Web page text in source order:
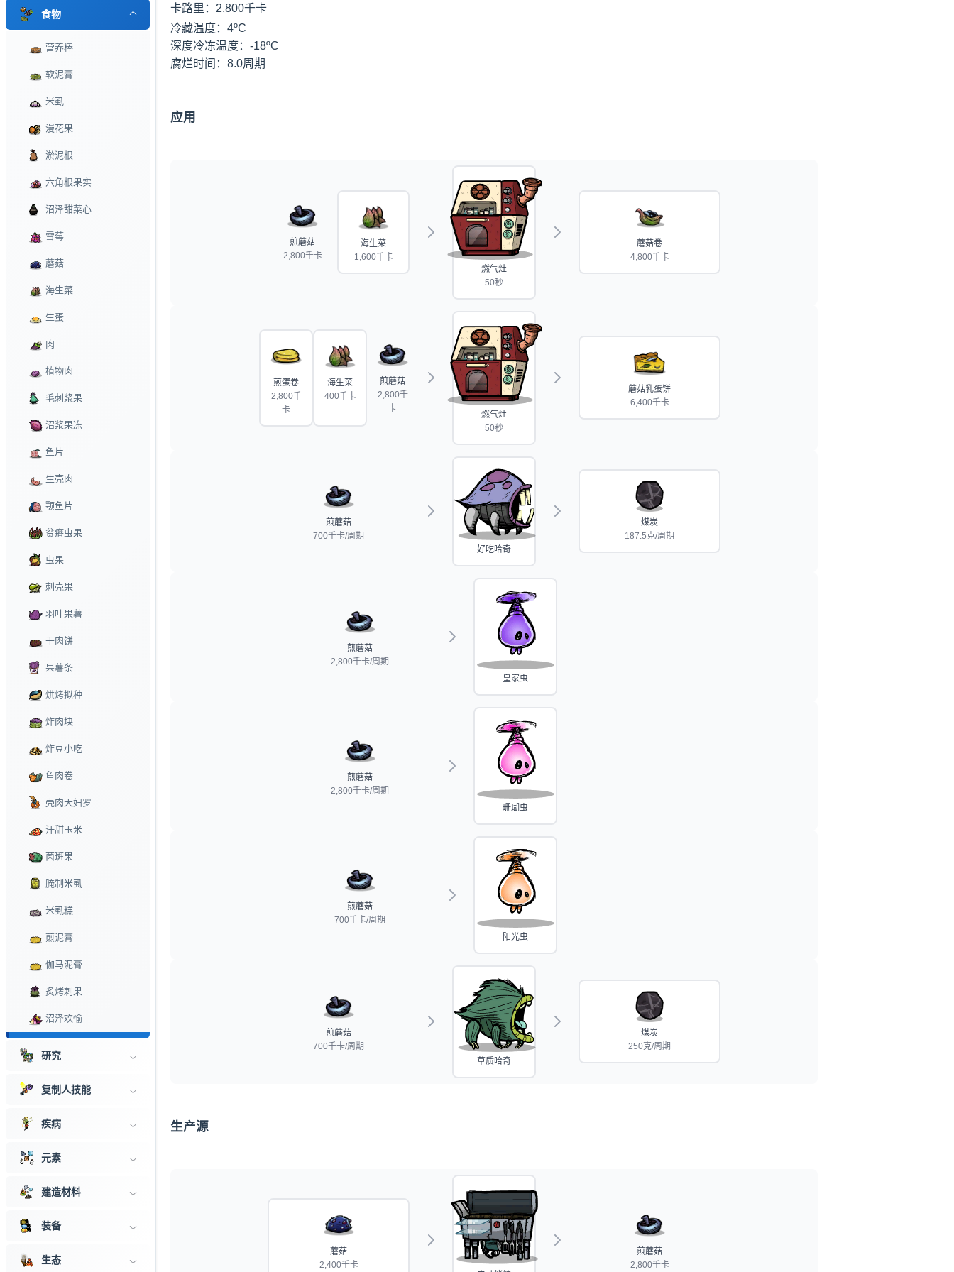
食物
营养棒
软泥膏
米虱
漫花果
淤泥根
六角根果实
沼泽甜菜心
雪莓
蘑菇
海生菜
生蛋
肉
植物肉
毛刺浆果
沼浆果冻
鱼片
生壳肉
颚鱼片
贫瘠虫果
虫果
刺壳果
羽叶果薯
干肉饼
果薯条
烘烤拟种
炸肉块
炸豆小吃
鱼肉卷
壳肉天妇罗
汗甜玉米
菌斑果
腌制米虱
米虱糕
煎泥膏
伽马泥膏
炙烤刺果
沼泽欢愉
煎蛋卷
烤海鲜
毛豆
寿司卷
研究
复制人技能
疾病
元素
建造材料
装备
生态
卡路里：2,800千卡
冷藏温度：4ºC
深度冷冻温度：-18ºC
腐烂时间：8.0周期
应用
煎蘑菇
2,800千卡
海生菜
1,600千卡
燃气灶
50秒
蘑菇卷
4,800千卡
煎蛋卷
2,800千
卡
海生菜
400千卡
煎蘑菇
2,800千
卡
燃气灶
50秒
蘑菇乳蛋饼
6,400千卡
煎蘑菇
700千卡/周期
好吃哈奇
煤炭
187.5克/周期
煎蘑菇
2,800千卡/周期
皇家虫
煎蘑菇
2,800千卡/周期
珊瑚虫
煎蘑菇
700千卡/周期
阳光虫
煎蘑菇
700千卡/周期
草质哈奇
煤炭
250克/周期
生产源
蘑菇
2,400千卡
煎蘑菇
2,800千卡